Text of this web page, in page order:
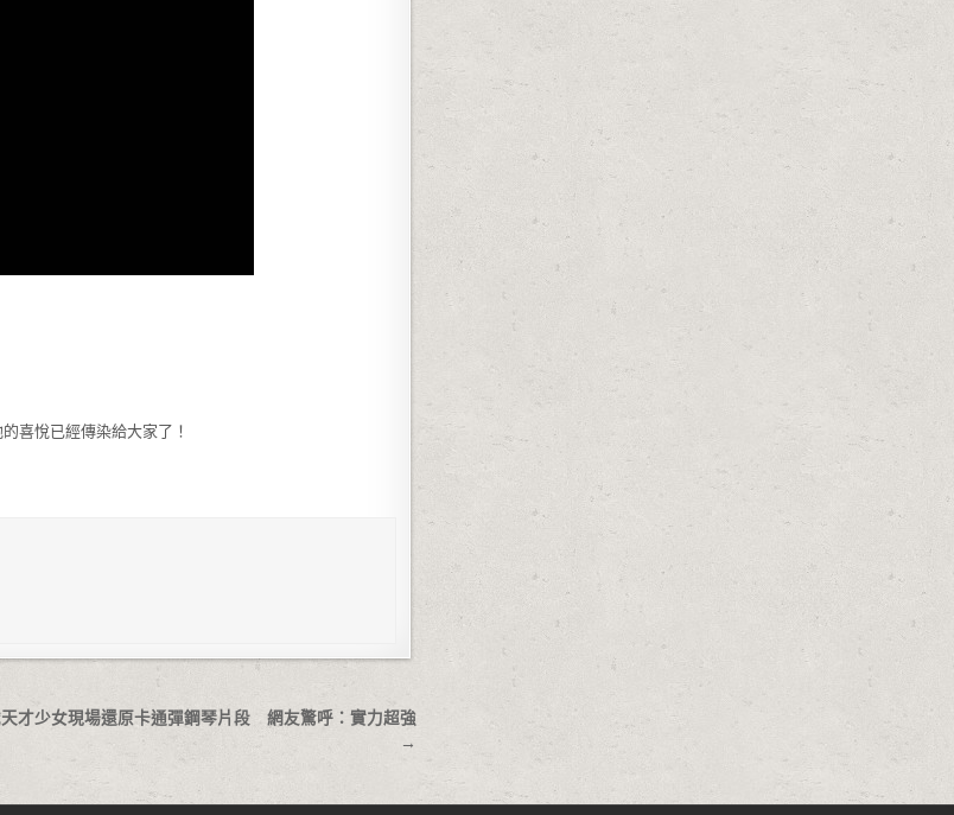
喜悅已經傳染給大家了！
才少女現場還原卡通彈鋼琴片段 網友驚呼：實力超強
→